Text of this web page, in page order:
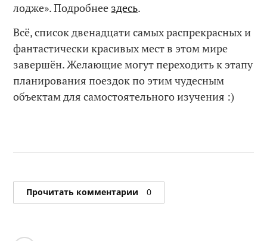
лодже». Подробнее здесь.
Всё, список двенадцати самых распрекрасных и
фантастически красивых мест в этом мире
завершён. Желающие могут переходить к этапу
планирования поездок по этим чудесным
объектам для самостоятельного изучения :)
Прочитать комментарии 0